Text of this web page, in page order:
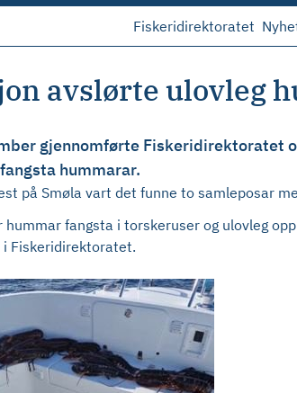
Fiskeridirektoratet
avslørte ulovleg
gjennomførte Fiskeridirektoratet
hummarar.
på Smøla vart det funne to samleposar
fangsta i torskeruser og ulovleg
i Fiskeridirektoratet.